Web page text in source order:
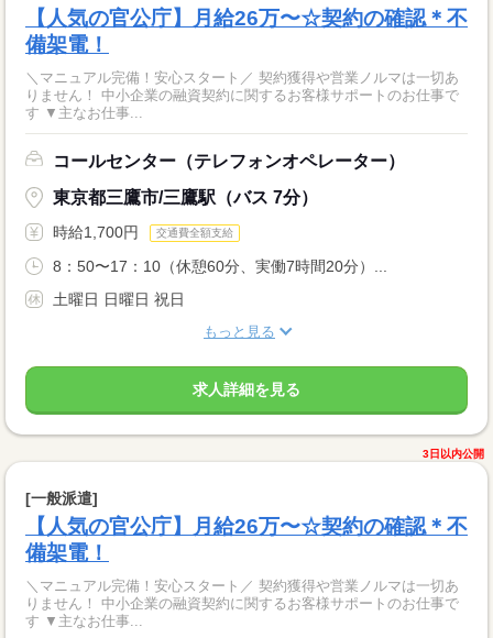
【人気の官公庁】月給26万〜☆契約の確認＊不
備架電！
＼マニュアル完備！安心スタート／ 契約獲得や営業ノルマは一切あ
りません！ 中小企業の融資契約に関するお客様サポートのお仕事で
す ▼主なお仕事...
コールセンター（テレフォンオペレーター）
東京都三鷹市/三鷹駅（バス 7分）
時給1,700円 交通費全額支給
8：50〜17：10（休憩60分、実働7時間20分）...
土曜日 日曜日 祝日
もっと見る
求人詳細を見る
3日以内公開
[一般派遣]
【人気の官公庁】月給26万〜☆契約の確認＊不
備架電！
＼マニュアル完備！安心スタート／ 契約獲得や営業ノルマは一切あ
りません！ 中小企業の融資契約に関するお客様サポートのお仕事で
す ▼主なお仕事...